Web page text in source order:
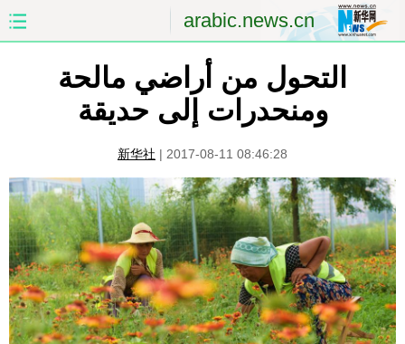
arabic.news.cn
الصين الصفحة الأولى
الشرق الأوسط العالم
الاقتصاد الصين والعالم العربي
العلوم والصحة الثقافة والتعليم
الرياضة السياحة والبيئة
مؤتمر صحفى للخارجية الصور
التحول من أراضي مالحة
ومنحدرات إلى حديقة
新华社 | 2017-08-11 08:46:28